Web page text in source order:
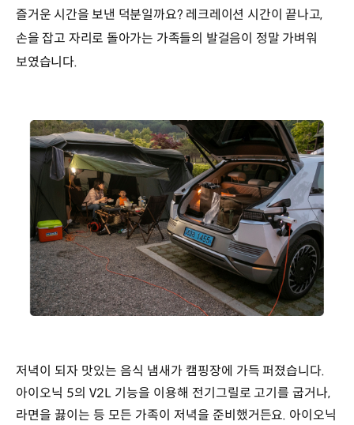
즐거운 시간을 보낸 덕분일까요? 레크레이션 시간이 끝나고,
손을 잡고 자리로 돌아가는 가족들의 발걸음이 정말 가벼워
보였습니다.
저녁이 되자 맛있는 음식 냄새가 캠핑장에 가득 퍼졌습니다.
아이오닉 5의 V2L 기능을 이용해 전기그릴로 고기를 굽거나,
라면을 끓이는 등 모든 가족이 저녁을 준비했거든요. 아이오닉